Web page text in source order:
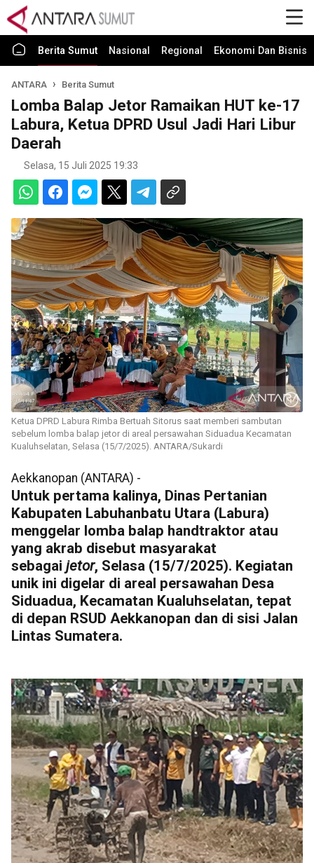
Berita Sumut Nasional Regional Ekonomi Dan Bisnis
ANTARA Berita Sumut
Lomba Balap Jetor Ramaikan HUT ke-17
Labura, Ketua DPRD Usul Jadi Hari Libur
Daerah
Selasa, 15 Juli 2025 19:33
Ketua DPRD Labura Rimba Bertuah Sitorus saat memberi sambutan
sebelum lomba balap jetor di areal persawahan Siduadua Kecamatan
Kualuhselatan, Selasa (15/7/2025). ANTARA/Sukardi
Aekkanopan (ANTARA) -
Untuk pertama kalinya, Dinas Pertanian
Kabupaten Labuhanbatu Utara (Labura)
menggelar lomba balap handtraktor atau
yang akrab disebut masyarakat
sebagai jetor, Selasa (15/7/2025). Kegiatan
unik ini digelar di areal persawahan Desa
Siduadua, Kecamatan Kualuhselatan, tepat
di depan RSUD Aekkanopan dan di sisi Jalan
Lintas Sumatera.